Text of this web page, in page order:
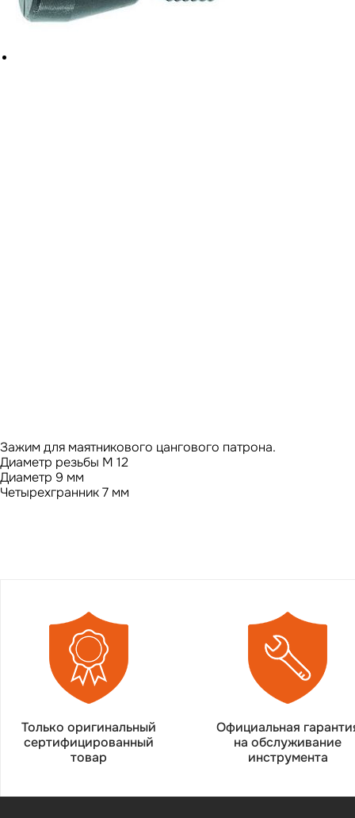
Зажим для маятникового цангового патрона.
Диаметр резьбы M 12
Диаметр 9 мм
Четырехгранник 7 мм
Только оригинальный
сертифицированный
товар
Официальная
на обслуживание
инструмента